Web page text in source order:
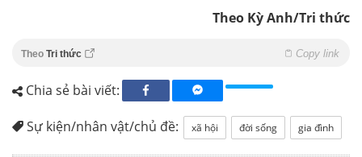
Theo Kỳ Anh/Tri thức
Theo Tri thức Copy link
Chia sẻ bài viết:
Sự kiện/nhân vật/chủ đề: xã hội đời sống gia đình